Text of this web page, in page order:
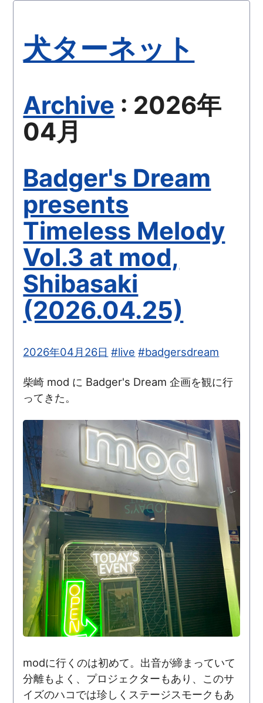
犬ターネット
Archive : 2026年
04月
Badger's Dream
presents
Timeless Melody
Vol.3 at mod,
Shibasaki
(2026.04.25)
2026年04月26日 #live #badgersdream
柴崎 mod に Badger's Dream 企画を観に行
ってきた。
modに行くのは初めて。出音が締まっていて
分離もよく、プロジェクターもあり、このサ
イズのハコでは珍しくステージスモークもあ